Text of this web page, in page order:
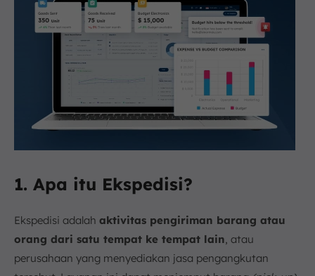
1. Apa itu Ekspedisi?
Ekspedisi adalah aktivitas pengiriman barang atau
orang dari satu tempat ke tempat lain, atau
perusahaan yang menyediakan jasa pengangkutan